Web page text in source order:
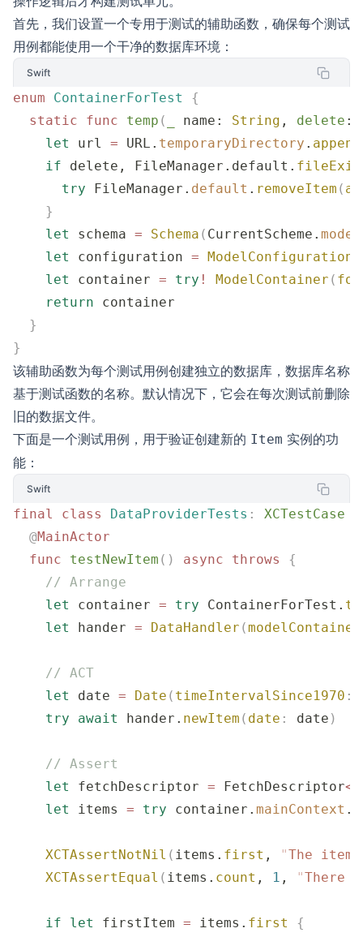
首先，我们设置一个专用于测试的辅助函数，确保每个测试
用例都能使用一个干净的数据库环境：
Swift
enum ContainerForTest
{
  static
func temp ( name : String , delete :
    let
url = URL. temporaryDirectory .
    if
delete, FileManager.default.
      try
FileManager. default . removeItem ( at
    }
    let
schema = Schema ( CurrentScheme.
    let
configuration = ModelConfiguration
    let
container = try ! ModelContainer ( for
    return
container
  }
}
该辅助函数为每个测试用例创建独立的数据库，数据库名称
基于测试函数的名称。默认情况下，它会在每次测试前删除
旧的数据文件。
下面是一个测试用例，用于验证创建新的 Item 实例的功
能：
Swift
final class DataProviderTests : XCTestCase
  @
MainActor
  func
testNewItem () async throws
{
    // Arrange
    let
container = try ContainerForTest.
    let
hander = DataHandler (modelContainer
    // ACT
    let
date = Date ( timeIntervalSince1970 :
    try
await hander. newItem ( date : date )
    // Assert
    let
fetchDescriptor = FetchDescriptor<
    let
items = try container. mainContext .
    XCTAssertNotNil
( items. first , "The item
    XCTAssertEqual
( items. count , 1 , "There
    if
let firstItem = items. first
{